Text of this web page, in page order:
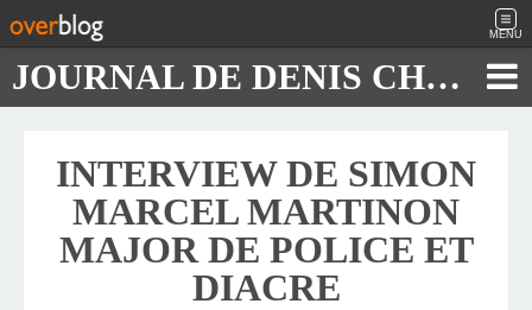
MENU
JOURNAL DE DENIS CHAUTARD
INTERVIEW DE SIMON
MARCEL MARTINON
MAJOR DE POLICE ET
DIACRE